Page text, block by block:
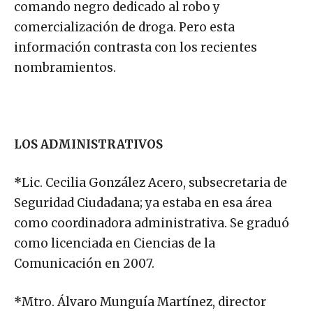
comando negro dedicado al robo y
comercialización de droga. Pero esta
información contrasta con los recientes
nombramientos.
LOS ADMINISTRATIVOS
*Lic. Cecilia González Acero, subsecretaria de
Seguridad Ciudadana; ya estaba en esa área
como coordinadora administrativa. Se graduó
como licenciada en Ciencias de la
Comunicación en 2007.
*Mtro. Álvaro Munguía Martínez, director